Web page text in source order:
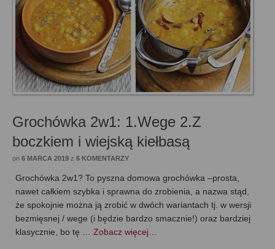
Grochówka 2w1: 1.Wege 2.Z
boczkiem i wiejską kiełbasą
on 6 MARCA 2019 z 6 KOMENTARZY
Grochówka 2w1? To pyszna domowa grochówka –prosta,
nawet całkiem szybka i sprawna do zrobienia, a nazwa stąd,
że spokojnie można ją zrobić w dwóch wariantach tj. w wersji
bezmięsnej / wege (i będzie bardzo smacznie!) oraz bardziej
klasycznie, bo tę … Zobacz więcej…